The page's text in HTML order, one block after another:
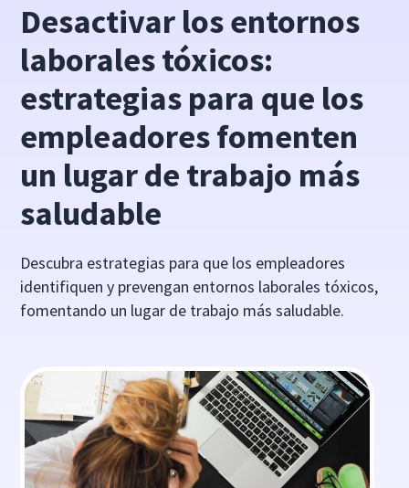
Desactivar los entornos
laborales tóxicos:
estrategias para que los
empleadores fomenten
un lugar de trabajo más
saludable
Descubra estrategias para que los empleadores
identifiquen y prevengan entornos laborales tóxicos,
fomentando un lugar de trabajo más saludable.